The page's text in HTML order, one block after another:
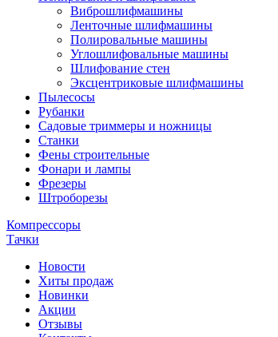
Виброшлифмашины
Ленточные шлифмашины
Полировальные машины
Углошлифовальные машины
Шлифование стен
Эксцентриковые шлифмашины
Пылесосы
Рубанки
Садовые триммеры и ножницы
Станки
Фены строительные
Фонари и лампы
Фрезеры
Штроборезы
Компрессоры
Тачки
Новости
Хиты продаж
Новинки
Акции
Отзывы